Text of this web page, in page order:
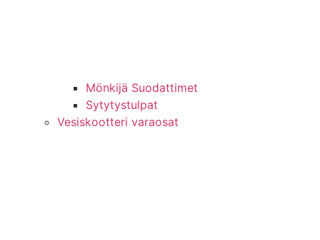
Mönkijä Suodattimet
Sytytystulpat
Vesiskootteri varaosat